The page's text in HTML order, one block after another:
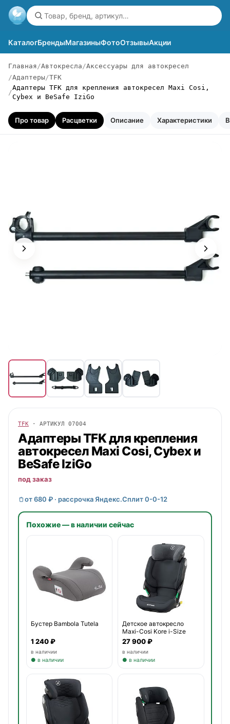
КаталогБрендыМагазиныФотоОтзывыАкции
Главная Автокресла Аксессуары для автокресел
Адаптеры TFK
Адаптеры TFK для крепления автокресел Maxi Cosi,
Cybex и BeSafe IziGo
Про товар Расцветки Описание Характеристики
TFK · АРТИКУЛ 07004
АдаптерыTFKдля крепления
автокресел Maxi Cosi, Cybex и
BeSafe IziGo
под заказ
от 680 ₽ · рассрочка Яндекс.Сплит 0-0-12
Похожие — в наличии сейчас
Бустер Bambola Tutela
1 240 ₽
в наличии
● в наличии
Детское автокресло
Maxi-Cosi Kore i-Size
27 900 ₽
в наличии
● в наличии